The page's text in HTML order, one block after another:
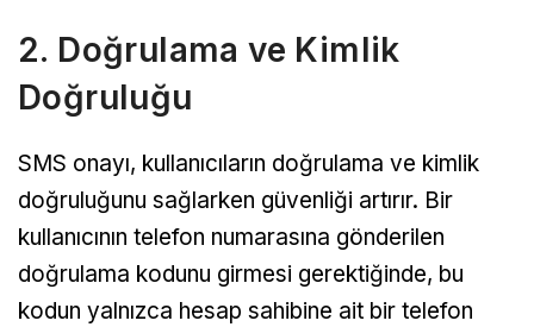
2. Doğrulama ve Kimlik
Doğruluğu
SMS onayı, kullanıcıların doğrulama ve kimlik
doğruluğunu sağlarken güvenliği artırır. Bir
kullanıcının telefon numarasına gönderilen
doğrulama kodunu girmesi gerektiğinde, bu
kodun yalnızca hesap sahibine ait bir telefon